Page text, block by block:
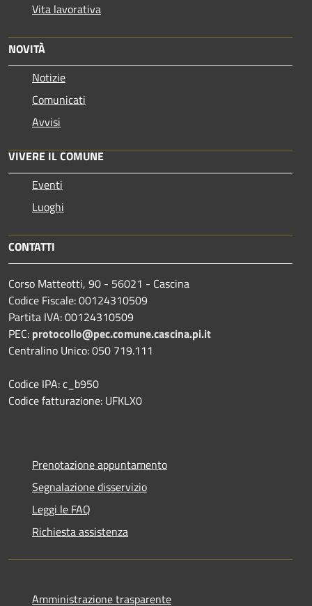
Vita lavorativa
NOVITÀ
Notizie
Comunicati
Avvisi
VIVERE IL COMUNE
Eventi
Luoghi
CONTATTI
Corso Matteotti, 90 - 56021 - Cascina
Codice Fiscale: 00124310509
Partita IVA: 00124310509
PEC: protocollo@pec.comune.cascina.pi.it
Centralino Unico: 050 719.111
Codice IPA: c_b950
Codice fatturazione: UFKLX0
Prenotazione appuntamento
Segnalazione disservizio
Leggi le FAQ
Richiesta assistenza
Amministrazione trasparente